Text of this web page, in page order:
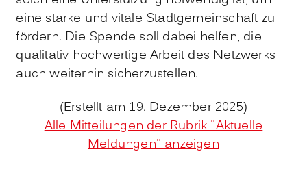
eine starke und vitale Stadtgemeinschaft zu
fördern. Die Spende soll dabei helfen, die
qualitativ hochwertige Arbeit des Netzwerks
auch weiterhin sicherzustellen.
(Erstellt am 19. Dezember 2025)
Alle Mitteilungen der Rubrik "Aktuelle
Meldungen" anzeigen